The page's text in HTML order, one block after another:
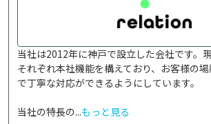
当社は2012年に神戸で設立した会社です。
それぞれ本社機能を構えており、お客様の
で丁寧な対応ができるようにしています。
当社の特長の...もっと見る